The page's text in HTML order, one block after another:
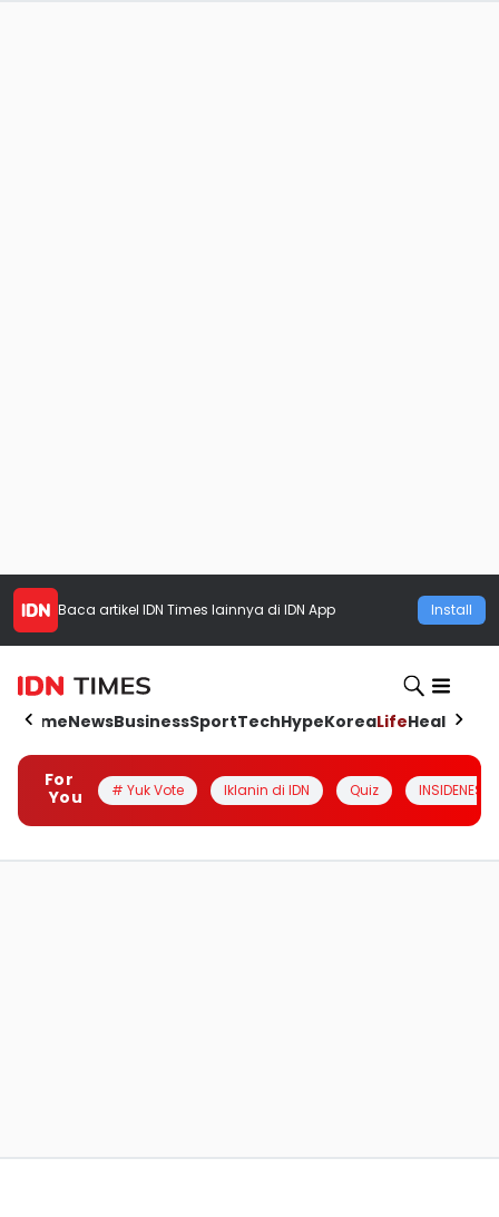
Baca artikel IDN Times lainnya di IDN App Install
HomeNewsBusinessSportTechHypeKoreaLifeHealth
For
You
# Yuk Vote Iklanin di IDN Quiz INSIDENESIA